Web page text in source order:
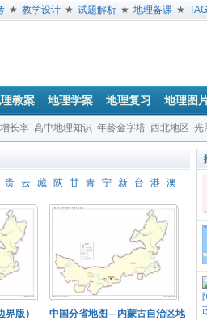
★ 教学设计 ★ 试题解析 ★ 地理备课 ★
教案 地理学案 地理复习 地理图
长率 高中地理知识 年龄金字塔 西北地区 光
贵 云 藏 陕 甘 青 宁 新 台 港 澳
版）
中国分省地图—内蒙古自治区地